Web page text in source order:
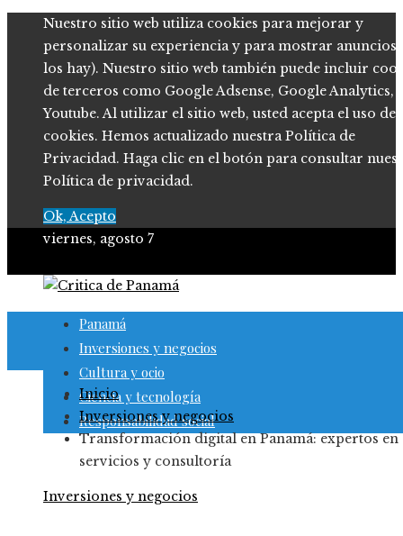
Nuestro sitio web utiliza cookies para mejorar y
personalizar su experiencia y para mostrar anuncios
los hay). Nuestro sitio web también puede incluir
de terceros como Google Adsense, Google Analytics,
Youtube. Al utilizar el sitio web, usted acepta el uso de
cookies. Hemos actualizado nuestra Política de
Privacidad. Haga clic en el botón para consultar
Política de privacidad.
Ok, Acepto
viernes, agosto 7
Panamá
Inversiones y negocios
Cultura y ocio
Ciencia y tecnología
Responsabilidad social
Inicio
Inversiones y negocios
Transformación digital en Panamá: expertos en
servicios y consultoría
Inversiones y negocios